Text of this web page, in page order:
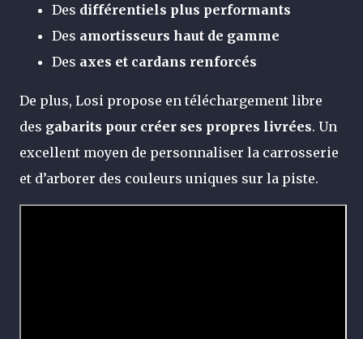
Des différentiels plus performants
Des amortisseurs haut de gamme
Des axes et cardans renforcés
De plus, Losi propose en téléchargement libre
des gabarits pour créer ses propres livrées. Un
excellent moyen de personnaliser la carrosserie
et d’arborer des couleurs uniques sur la piste.